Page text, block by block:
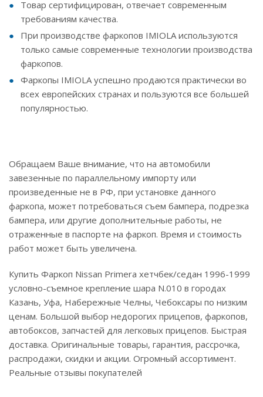
Товар сертифицирован, отвечает современным
требованиям качества.
При производстве фаркопов IMIOLA используются
только самые современные технологии производства
фаркопов.
Фаркопы IMIOLA успешно продаются практически во
всех европейских странах и пользуются все большей
популярностью.
Обращаем Ваше внимание, что на автомобили
завезенные по параллельному импорту или
произведенные не в РФ, при установке данного
фаркопа, может потребоваться съем бампера, подрезка
бампера, или другие дополнительные работы, не
отраженные в паспорте на фаркоп. Время и стоимость
работ может быть увеличена.
Купить Фаркоп Nissan Primera хетчбек/седан 1996-1999
условно-съемное крепление шара N.010 в городах
Казань, Уфа, Набережные Челны, Чебоксары по низким
ценам. Большой выбор недорогих прицепов, фаркопов,
автобоксов, запчастей для легковых прицепов. Быстрая
доставка. Оригинальные товары, гарантия, рассрочка,
распродажи, скидки и акции. Огромный ассортимент.
Реальные отзывы покупателей